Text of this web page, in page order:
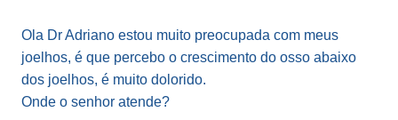
Ola Dr Adriano estou muito preocupada com meus
joelhos, é que percebo o crescimento do osso abaixo
dos joelhos, é muito dolorido.
Onde o senhor atende?